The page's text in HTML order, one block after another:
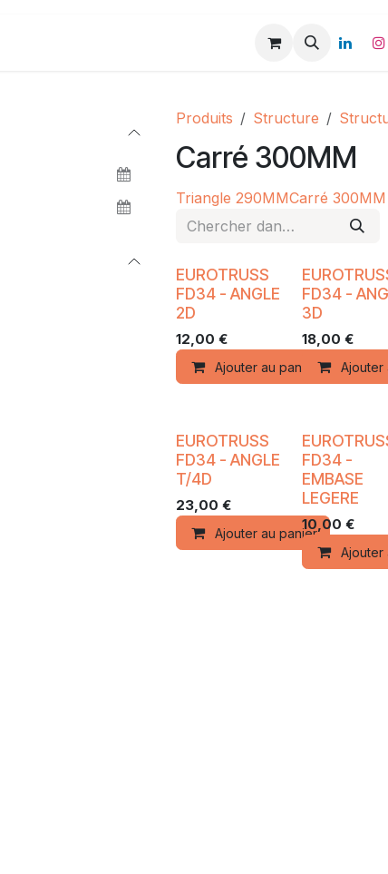
Produits Structure
Carré 300MM
Triangle 290MMCarré 300MM
EUROTRUSS
FD34 - ANGLE
2D
12,00 €
Ajouter au panier
FD34 -
3D
18,00 €
Ajouter
EUROTRUSS
FD34 - ANGLE
T/4D
23,00 €
Ajouter au panier
FD34 -
EMBASE
LEGERE
10,00 €
Ajouter